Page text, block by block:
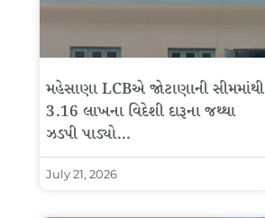
મહેસાણા LCBએ જોટાણાની સીમમાંથી
3.16 લાખના વિદેશી દારૂના જથ્થા
ઝડપી પાડ્યો…
July 21, 2026